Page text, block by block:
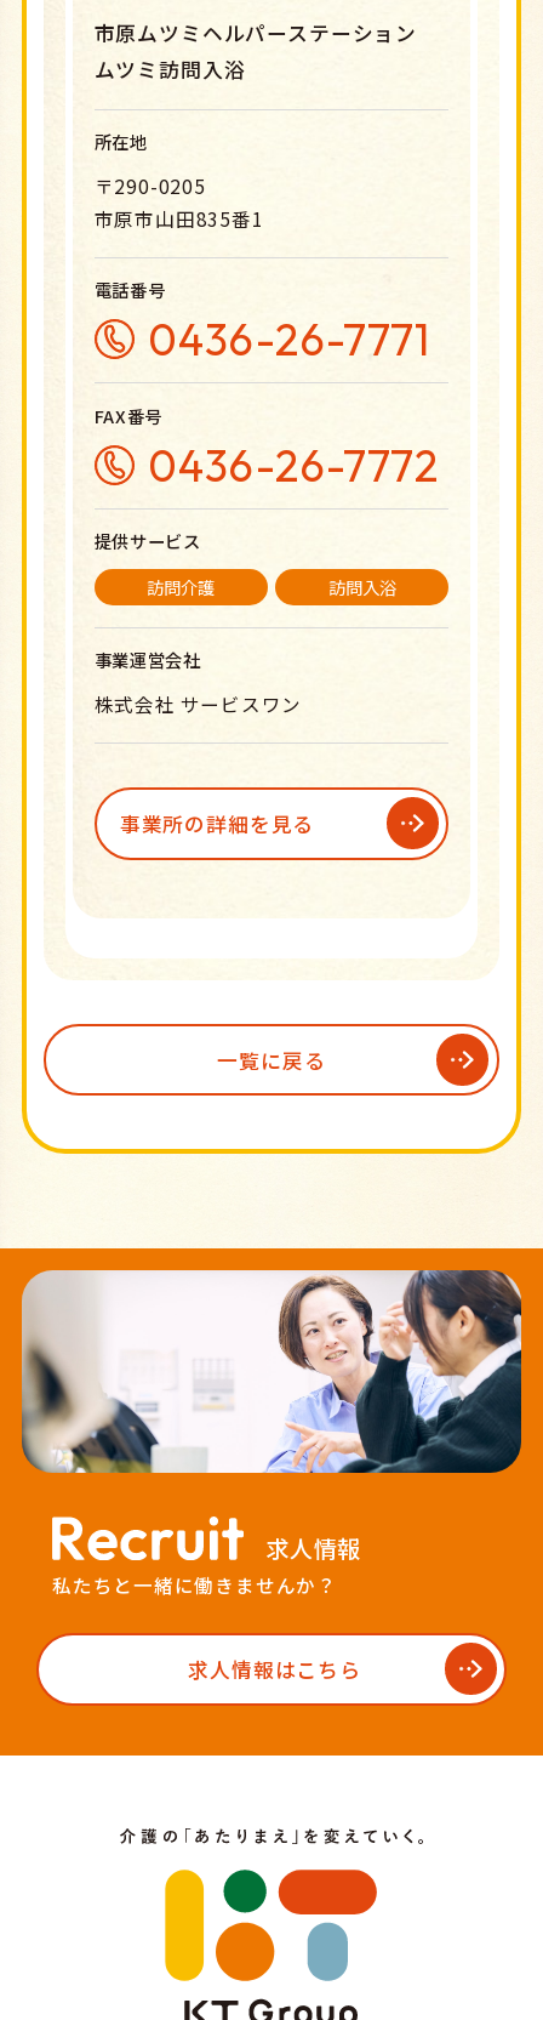
市原ムツミヘルパーステーション
ムツミ訪問入浴
所在地
〒290-0205
市原市山田835番1
電話番号
0436-26-7771
FAX番号
0436-26-7772
提供サービス
訪問介護
訪問入浴
事業運営会社
株式会社 サービスワン
事業所の詳細を見る
一覧に戻る
求人情報
私たちと一緒に働きませんか？
求人情報はこちら